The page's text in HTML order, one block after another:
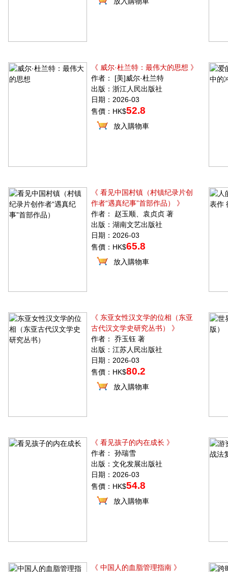
《 威尔·杜兰特：最伟大的思想 》
作者： [美]威尔·杜兰特
出版：浙江人民出版社
日期：2026-03
售價：HK$52.8
放入購物車
《 看见中国村镇（村镇纪录片创
作者“遇真纪事”首部作品） 》
作者： 赵玉顺、袁贞贞 著
出版：湖南文艺出版社
日期：2026-03
售價：HK$65.8
放入購物車
《 东亚女性汉文学的位相（东亚
古代汉文学史研究丛书） 》
作者： 乔玉钰 著
出版：江苏人民出版社
日期：2026-03
售價：HK$80.2
放入購物車
《 看见孩子的内在成长 》
作者： 孙瑞雪
出版：文化发展出版社
日期：2026-03
售價：HK$54.8
放入購物車
《 中国人的血脂管理指南 》